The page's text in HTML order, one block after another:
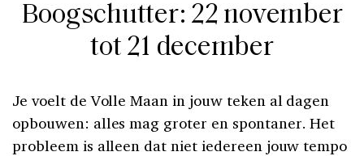
Boogschutter: 22 november
tot 21 december
Je voelt de Volle Maan in jouw teken al dagen
opbouwen: alles mag groter en spontaner. Het
probleem is alleen dat niet iedereen jouw tempo